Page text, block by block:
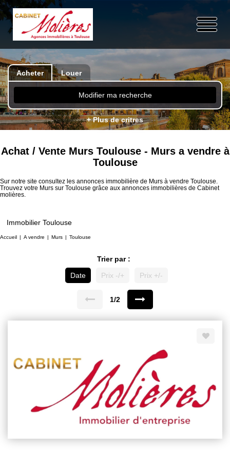
Acheter Louer
Modifier ma recherche
+ Plus de critres
Achat / Vente Murs Toulouse - Murs a vendre à
Toulouse
Sur notre site consultez les annonces immobilière de Murs à vendre Toulouse.
Trouvez votre Murs sur Toulouse grâce aux annonces immobilières de Cabinet
molières.
Immobilier Toulouse
Accueil A vendre Murs Toulouse
Trier par :
Date
Prix -/+ Prix +/-
1/2